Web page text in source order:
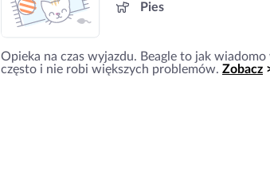
Pies
Opieka na czas wyjazdu. Beagle to jak
często i nie robi większych problemów. Zobacz